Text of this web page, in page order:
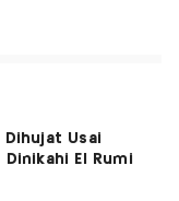
Dihujat Usai
El Rumi